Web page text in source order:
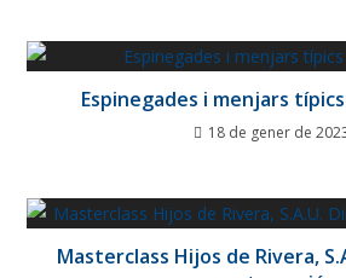
Espinegades i menjars
18 de gener de
Masterclass Hijos de Rivera,